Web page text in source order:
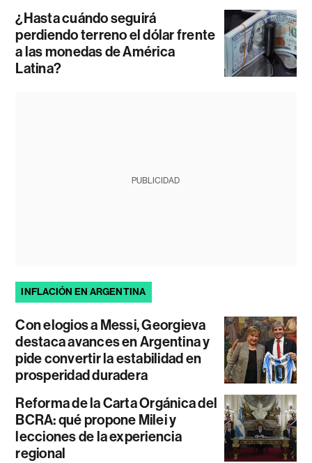
¿Hasta cuándo seguirá
perdiendo terreno el dólar frente
a las monedas de América
Latina?
PUBLICIDAD
INFLACIÓN EN ARGENTINA
Con elogios a Messi, Georgieva
destaca avances en Argentina y
pide convertir la estabilidad en
prosperidad duradera
Reforma de la Carta Orgánica del
BCRA: qué propone Milei y
lecciones de la experiencia
regional